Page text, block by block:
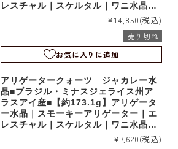
レスチャル｜スケルタル｜ワニ水晶｜r
¥14,850(税込)
売り切れ
お気に入りに追加
アリゲータークォーツ ジャカレー水
晶■ブラジル・ミナスジェライス州ア
ラスアイ産■【約173.1g】アリゲータ
ー水晶｜スモーキーアリゲーター｜エ
レスチャル｜スケルタル｜ワニ水晶｜r
¥7,620(税込)